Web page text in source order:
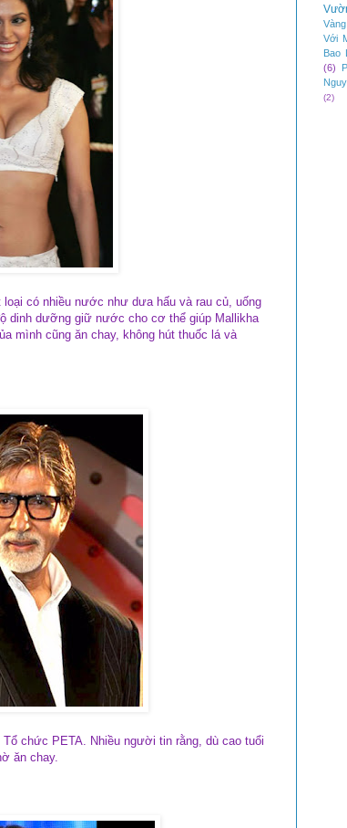
có nhiều nước như dưa hấu và rau củ, uống
dinh dưỡng giữ nước cho cơ thể giúp Mallikha
mình cũng ăn chay, không hút thuốc lá và
chức PETA. Nhiều người tin rằng, dù cao tuổi
ăn chay.
Vàng
Với
Bao
(6)
(2)